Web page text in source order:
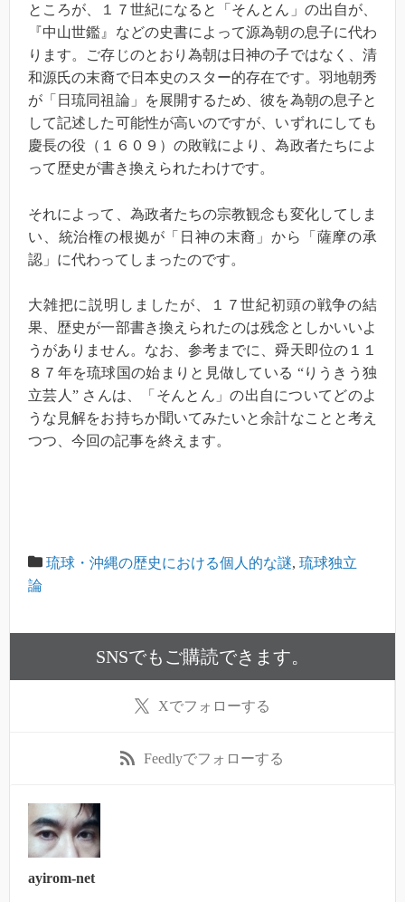
ところが、１７世紀になると「そんとん」の出自が、
『中山世鑑』などの史書によって源為朝の息子に代わ
ります。ご存じのとおり為朝は日神の子ではなく、清
和源氏の末裔で日本史のスター的存在です。羽地朝秀
が「日琉同祖論」を展開するため、彼を為朝の息子と
して記述した可能性が高いのですが、いずれにしても
慶長の役（１６０９）の敗戦により、為政者たちによ
って歴史が書き換えられたわけです。
それによって、為政者たちの宗教観念も変化してしま
い、統治権の根拠が「日神の末裔」から「薩摩の承
認」に代わってしまったのです。
大雑把に説明しましたが、１７世紀初頭の戦争の結
果、歴史が一部書き換えられたのは残念としかいいよ
うがありません。なお、参考までに、舜天即位の１１
８７年を琉球国の始まりと見做している “りうきう独
立芸人” さんは、「そんとん」の出自についてどのよ
うな見解をお持ちか聞いてみたいと余計なことと考え
つつ、今回の記事を終えます。
琉球・沖縄の歴史における個人的な謎, 琉球独立
論
SNSでもご購読できます。
Xでフォローする
Feedlyでフォローする
ayirom-net